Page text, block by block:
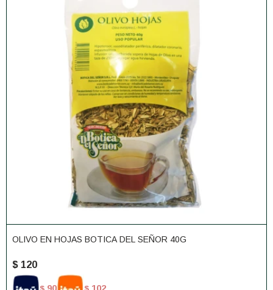
OLIVO EN HOJAS BOTICA DEL SEÑOR 40G
$ 120
90 102